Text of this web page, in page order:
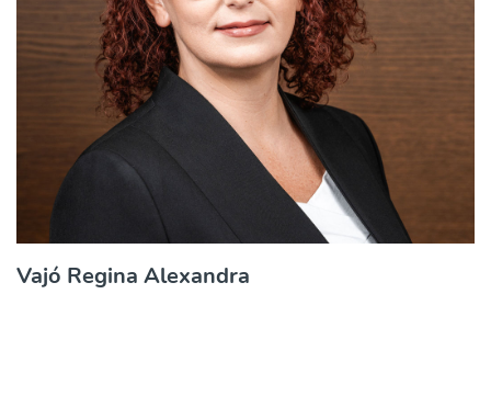
Vajó Regina Alexandra